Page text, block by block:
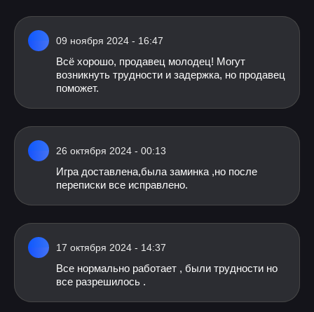
09 ноября 2024 - 16:47
Всё хорошо, продавец молодец! Могут
возникнуть трудности и задержка, но продавец
поможет.
26 октября 2024 - 00:13
Игра доставлена,была заминка ,но после
переписки все исправлено.
17 октября 2024 - 14:37
Все нормально работает , были трудности но
все разрешилось .